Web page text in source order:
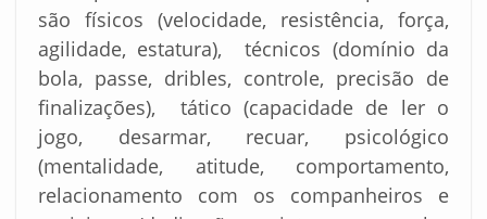
são físicos (velocidade, resistência, força,
agilidade, estatura), técnicos (domínio da
bola, passe, dribles, controle, precisão de
finalizações), tático (capacidade de ler o
jogo, desarmar, recuar, psicológico
(mentalidade, atitude, comportamento,
relacionamento com os companheiros e